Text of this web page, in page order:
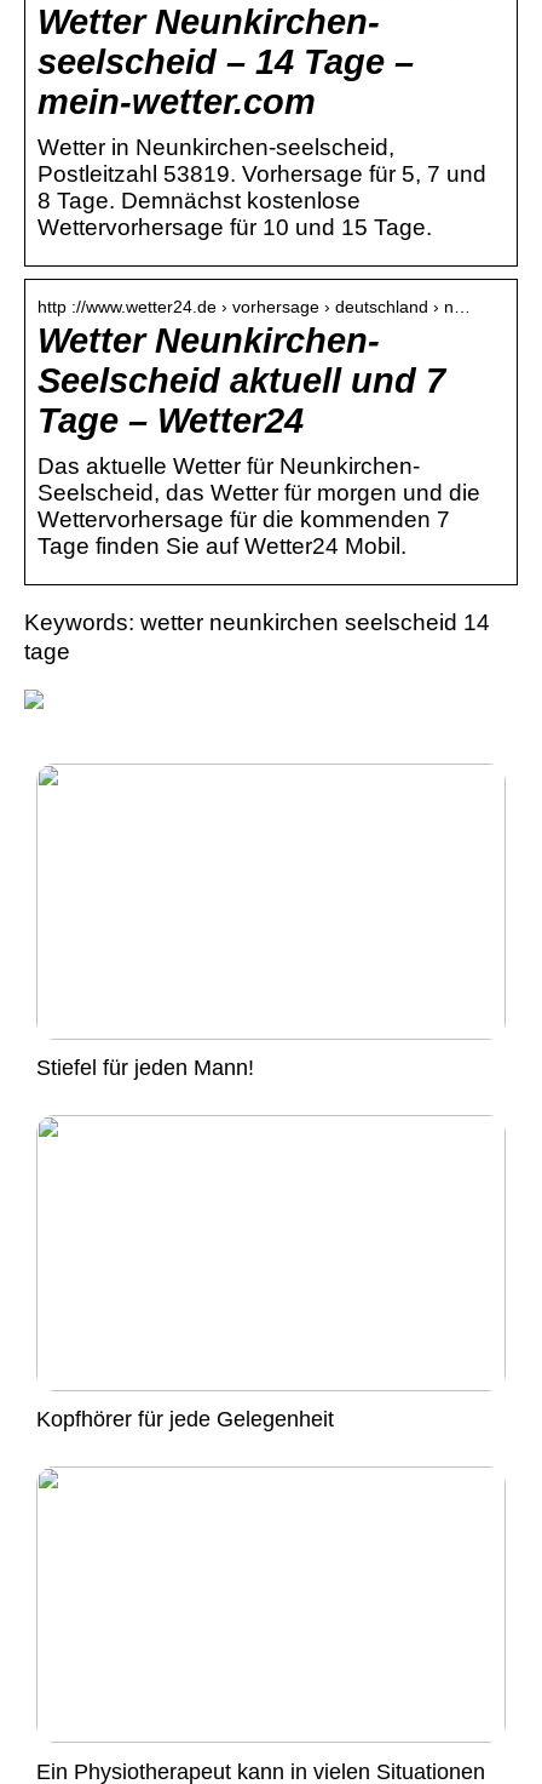
Wetter Neunkirchen-
seelscheid – 14 Tage –
mein-wetter.com
Wetter in Neunkirchen-seelscheid,
Postleitzahl 53819. Vorhersage für 5, 7 und
8 Tage. Demnächst kostenlose
Wettervorhersage für 10 und 15 Tage.
http ://www.wetter24.de › vorhersage › deutschland › n…
Wetter Neunkirchen-
Seelscheid aktuell und 7
Tage – Wetter24
Das aktuelle Wetter für Neunkirchen-
Seelscheid, das Wetter für morgen und die
Wettervorhersage für die kommenden 7
Tage finden Sie auf Wetter24 Mobil.
Keywords: wetter neunkirchen seelscheid 14
tage
Stiefel für jeden Mann!
Kopfhörer für jede Gelegenheit
Ein Physiotherapeut kann in vielen Situationen